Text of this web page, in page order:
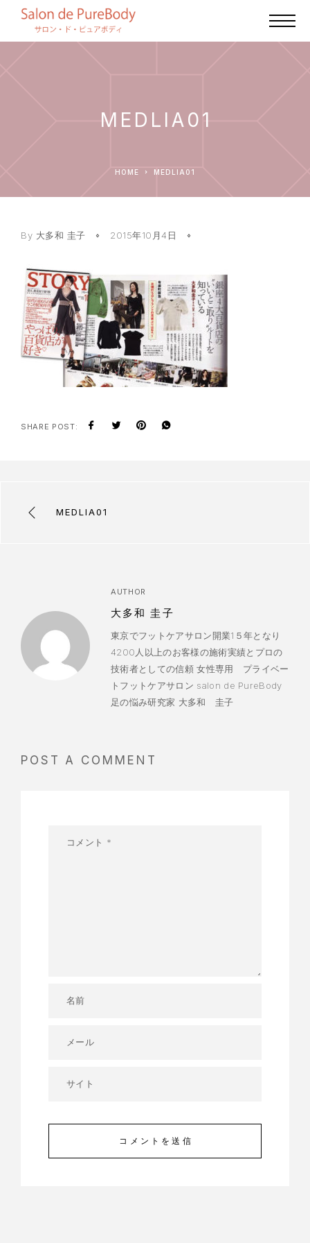
MEDLIA01
HOME MEDLIA01
By 大多和 圭子 2015年10月4日
SHARE POST:
MEDLIA01
AUTHOR
大多和 圭子
東京でフットケアサロン開業1５年となり
4200人以上のお客様の施術実績とプロの
技術者としての信頼 女性専用 プライベー
トフットケアサロン salon de PureBody
足の悩み研究家 大多和 圭子
POST A COMMENT
コメントを送信